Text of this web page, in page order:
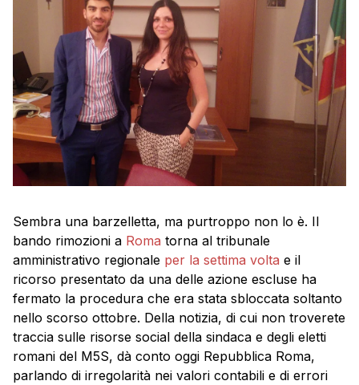
Sembra una barzelletta, ma purtroppo non lo è. Il
bando rimozioni a Roma torna al tribunale
amministrativo regionale per la settima volta e il
ricorso presentato da una delle azione escluse ha
fermato la procedura che era stata sbloccata soltanto
nello scorso ottobre. Della notizia, di cui non troverete
traccia sulle risorse social della sindaca e degli eletti
romani del M5S, dà conto oggi Repubblica Roma,
parlando di irregolarità nei valori contabili e di errori